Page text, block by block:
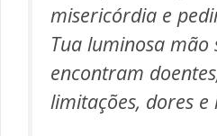
misericórdia e
Tua luminosa mão
encontram
limitações, dores e